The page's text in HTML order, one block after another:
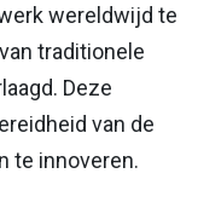
wereldwijd te
traditionele
Deze
van de
te innoveren.